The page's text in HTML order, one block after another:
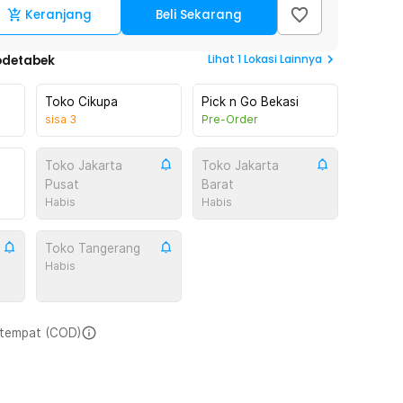
Keranjang Beli Sekarang
Lihat 1Lokasi Lainnya
Toko Cikupa
sisa 3
Pick n Go Bekasi
Pre-Order
Toko Jakarta
Pusat
Habis
Toko Jakarta
Barat
Habis
Toko Tangerang
Habis
(COD)